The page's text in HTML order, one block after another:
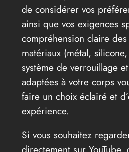
de considérer vos
ainsi que vos exigences
compréhension claire
matériaux (métal,
système de verrouillage
adaptées à votre corps
faire un choix éclairé et
expérience.
Si vous souhaitez